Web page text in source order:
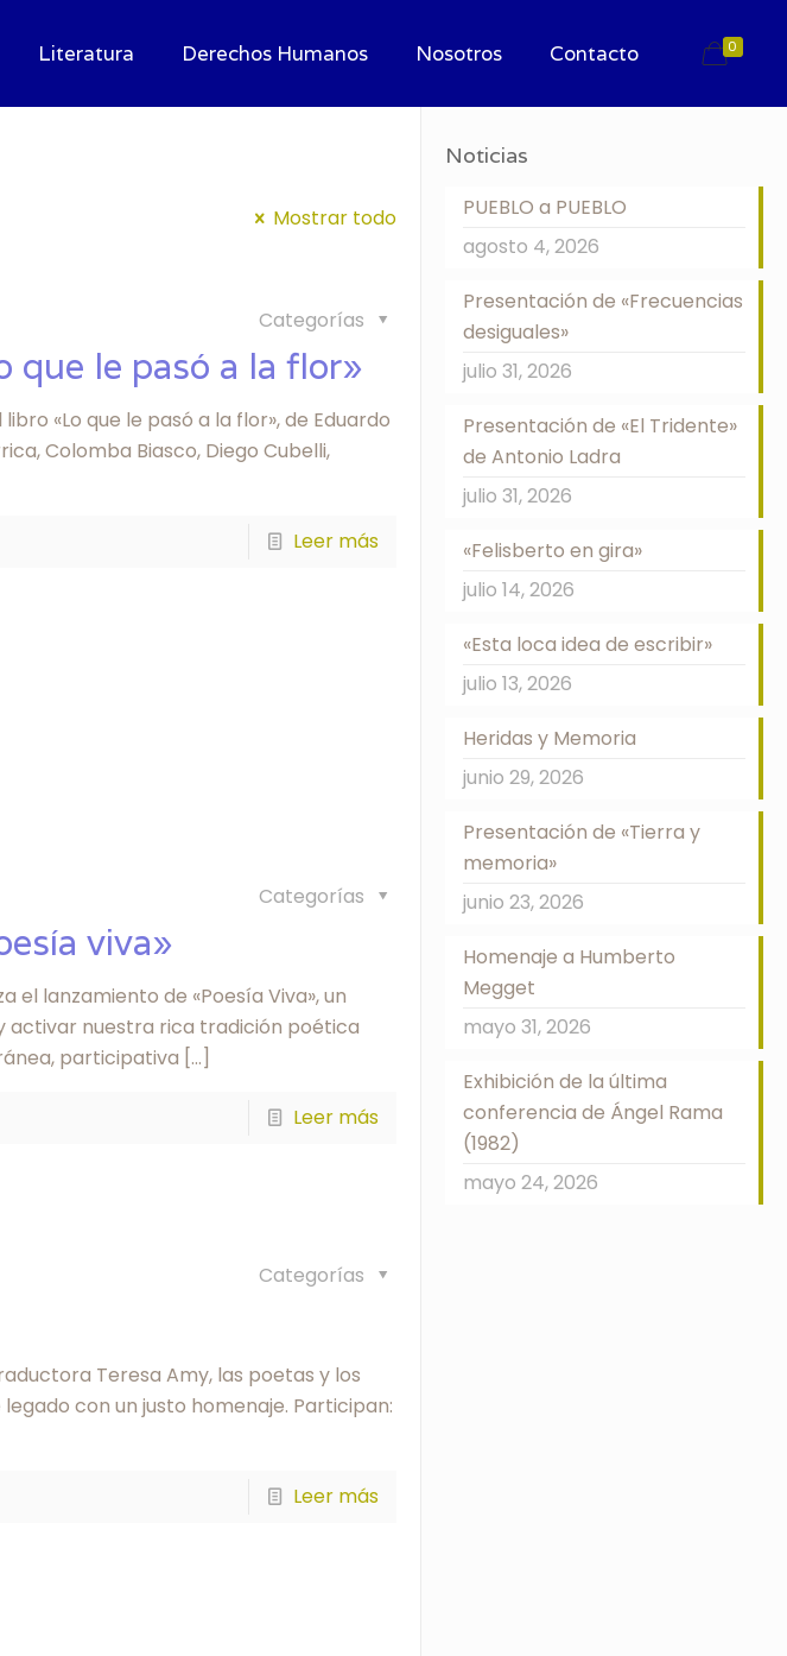
Literatura Derechos Humanos Nosotros Contacto 0
Mostrar todo
Categorías
que le pasó a la flor»
«Lo que le pasó a la flor», de Eduardo
Colomba Biasco, Diego Cubelli,
Leer más
Categorías
viva»
el lanzamiento de «Poesía Viva», un
nuestra rica tradición poética
participativa […]
Leer más
Categorías
Teresa Amy, las poetas y los
con un justo homenaje. Participan:
Leer más
Noticias
PUEBLO a PUEBLO
agosto 4, 2026
Presentación de «Frecuencias
desiguales»
julio 31, 2026
Presentación de «El Tridente»
de Antonio Ladra
julio 31, 2026
«Felisberto en gira»
julio 14, 2026
«Esta loca idea de escribir»
julio 13, 2026
Heridas y Memoria
junio 29, 2026
Presentación de «Tierra y
memoria»
junio 23, 2026
Homenaje a Humberto
Megget
mayo 31, 2026
Exhibición de la última
conferencia de Ángel Rama
(1982)
mayo 24, 2026